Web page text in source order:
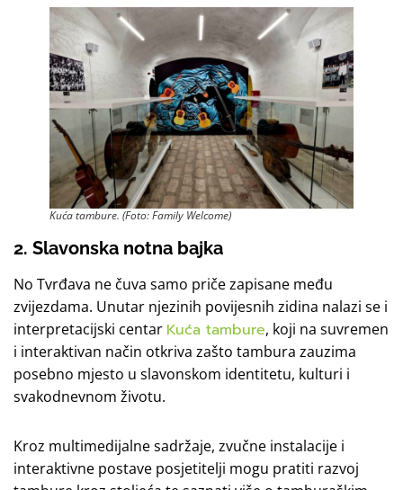
Kuća tambure. (Foto: Family Welcome)
2. Slavonska notna bajka
No Tvrđava ne čuva samo priče zapisane među
zvijezdama. Unutar njezinih povijesnih zidina nalazi se i
interpretacijski centar Kuća tambure, koji na suvremen
i interaktivan način otkriva zašto tambura zauzima
posebno mjesto u slavonskom identitetu, kulturi i
svakodnevnom životu.
Kroz multimedijalne sadržaje, zvučne instalacije i
interaktivne postave posjetitelji mogu pratiti razvoj